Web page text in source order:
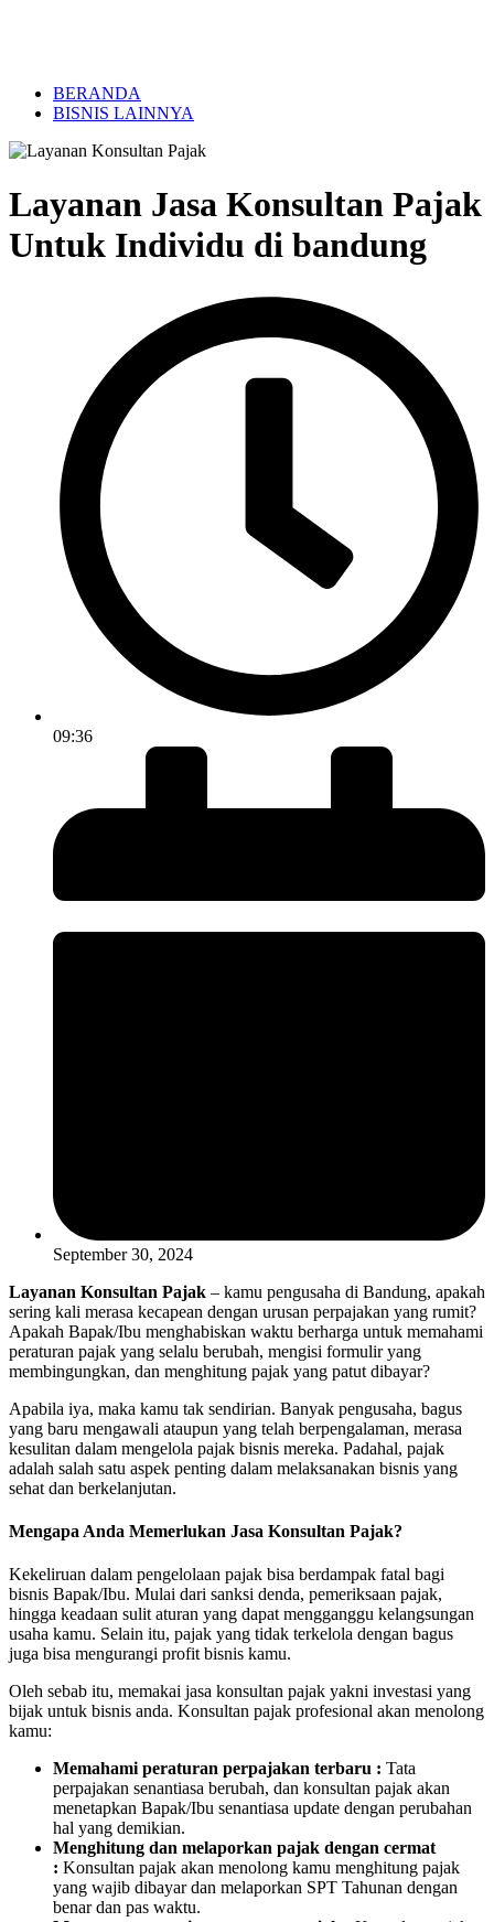
BERANDA
BISNIS LAINNYA
Layanan Jasa Konsultan Pajak
Untuk Individu di bandung
09:36
September 30, 2024
Layanan Konsultan Pajak – kamu pengusaha di Bandung, apakah
sering kali merasa kecapean dengan urusan perpajakan yang rumit?
Apakah Bapak/Ibu menghabiskan waktu berharga untuk memahami
peraturan pajak yang selalu berubah, mengisi formulir yang
membingungkan, dan menghitung pajak yang patut dibayar?
Apabila iya, maka kamu tak sendirian. Banyak pengusaha, bagus
yang baru mengawali ataupun yang telah berpengalaman, merasa
kesulitan dalam mengelola pajak bisnis mereka. Padahal, pajak
adalah salah satu aspek penting dalam melaksanakan bisnis yang
sehat dan berkelanjutan.
Mengapa Anda Memerlukan Jasa Konsultan Pajak?
Kekeliruan dalam pengelolaan pajak bisa berdampak fatal bagi
bisnis Bapak/Ibu. Mulai dari sanksi denda, pemeriksaan pajak,
hingga keadaan sulit aturan yang dapat mengganggu kelangsungan
usaha kamu. Selain itu, pajak yang tidak terkelola dengan bagus
juga bisa mengurangi profit bisnis kamu.
Oleh sebab itu, memakai jasa konsultan pajak yakni investasi yang
bijak untuk bisnis anda. Konsultan pajak profesional akan menolong
kamu:
Memahami peraturan perpajakan terbaru : Tata
perpajakan senantiasa berubah, dan konsultan pajak akan
menetapkan Bapak/Ibu senantiasa update dengan perubahan
hal yang demikian.
Menghitung dan melaporkan pajak dengan cermat
: Konsultan pajak akan menolong kamu menghitung pajak
yang wajib dibayar dan melaporkan SPT Tahunan dengan
benar dan pas waktu.